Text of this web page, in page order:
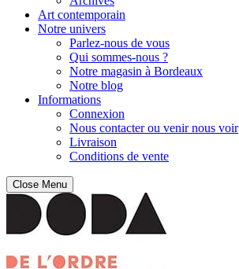
Art contemporain
Notre univers
Parlez-nous de vous
Qui sommes-nous ?
Notre magasin à Bordeaux
Notre blog
Informations
Connexion
Nous contacter ou venir nous voir
Livraison
Conditions de vente
Close Menu